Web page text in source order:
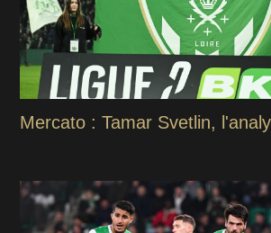
Mercato : Tamar Svetlin,